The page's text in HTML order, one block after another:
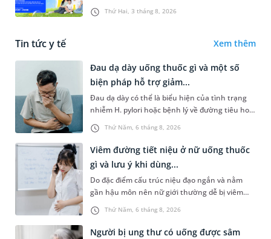
Thứ Hai, 3 tháng 8, 2026
tuổi bị thiếu vi chất dinh dưỡng. Điều đáng lo
ngại là tình trạng...
Tin tức y tế Xem thêm
Thứ Năm, 6 tháng 8, 2026
Đau dạ dày uống thuốc gì và một số
biện pháp hỗ trợ giảm...
Đau dạ dày có thể là biểu hiện của tình trạng
nhiễm H. pylori hoặc bệnh lý về đường tiêu hoá
khác. Dựa theo nguyên nhân cụ thể, bác sĩ sẽ
cân nhắc chỉ định p...
Thứ Năm, 6 tháng 8, 2026
Viêm đường tiết niệu ở nữ uống thuốc
gì và lưu ý khi dùng...
Do đặc điểm cấu trúc niệu đạo ngắn và nằm
gần hậu môn nên nữ giới thường dễ bị viêm
đường tiết niệu hơn nam giới. Tùy theo nguyên
nhân, mức độ nhiễm trùng và...
Người bị ung thư có uống được sâm